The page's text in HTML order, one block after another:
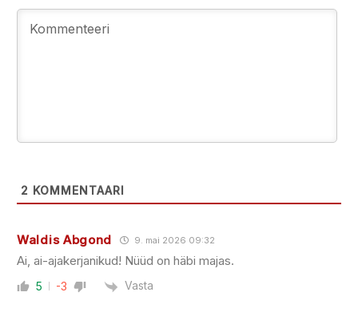
2 KOMMENTAARI
Waldis Abgond 9. mai 2026 09:32
Ai, ai-ajakerjanikud! Nüüd on häbi majas.
5 -3 Vasta